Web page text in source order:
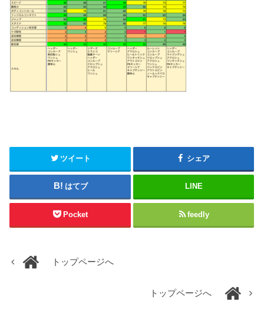
ツイート シェア
はてブ LINE
Pocket feedly
トップページへ
トップページへ